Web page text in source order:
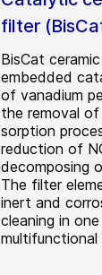
filter
BisCat
embedded
of vanadium
the removal
sorption
reduction of
decomposing
The filter
inert and
cleaning in